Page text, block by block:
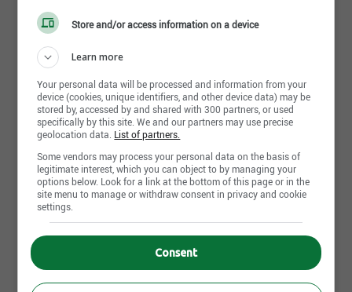
Estrie.
Photos et vidéos
Store and/or access information on a device
Learn more
Your personal data will be processed and information from your
device (cookies, unique identifiers, and other device data) may be
stored by, accessed by and shared with 300 partners, or used
specifically by this site. We and our partners may use precise
geolocation data. List of partners.
Some vendors may process your personal data on the basis of
legitimate interest, which you can object to by managing your
options below. Look for a link at the bottom of this page or in the
site menu to manage or withdraw consent in privacy and cookie
settings.
Consent